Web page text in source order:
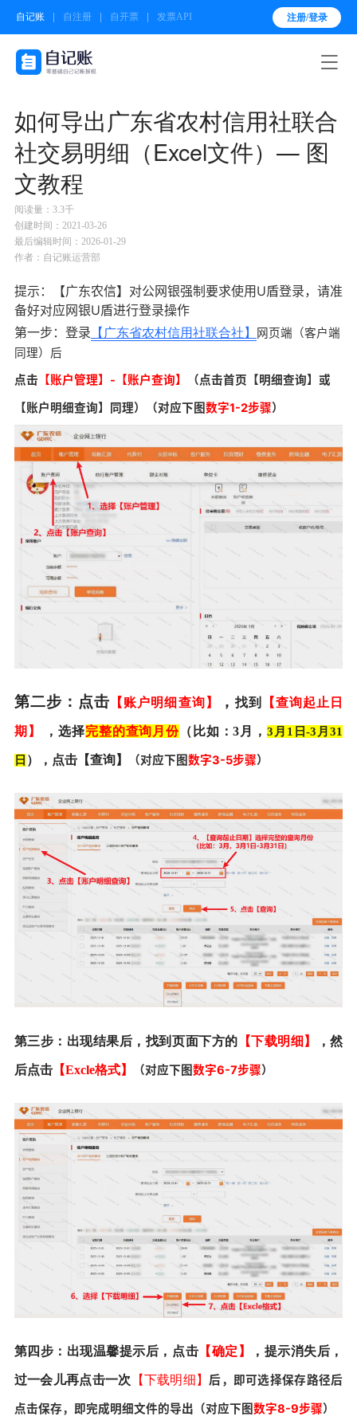
自记账 自注册 自开票 发票API 注册/登录

如何导出广东省农村信用社联合
社交易明细（Excel文件）— 图
文教程
阅读量：3.3千
创建时间：2021-03-26
最后编辑时间：2026-01-29
作者：自记账运营部
提示：【广东农信】对公网银强制要求使用U盾登录，请准
备好对应网银U盾进行登录操作
第一步：登录 【广东省农村信用社联合社】
网页端（客户端
同理）后
点击 【账户管理】-【账户查询】
（点击首页【明细查询】或
【账户明细查询】
同理）（对应下图数字1-2步骤）
第二步：点击 【账户明细查询】 ， 找到 【查询起止日
期】 ，选择完整的查询月份 （比如：3月，3月1日-3月31
日 ），点击【查询】 （对应下图数字3-5步骤）
第三步：出现结果后，找到页面下方的 【下载明细】 ，然
后点击【Excle格式】 （对应下图数字6-7步骤）
第四步：出现温馨提示后，点击 【确定】 ，提示消失后，
过一会儿再点击一次 【下载明细】后，即可选择保存路径后
点击保存，即完成明细文件的导出（对应下图数字8-9步骤）